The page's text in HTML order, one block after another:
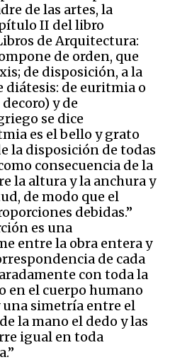
de las artes, la
II del libro
de Arquitectura:
de orden, que
de disposición, a la
diátesis: de euritmia o
y de
se dice
es el bello y grato
la disposición de todas
consecuencia de la
la altura y la anchura y
de modo que el
debidas.”
es una
entre la obra entera y
de cada
con toda la
en el cuerpo humano
simetría entre el
la mano el dedo y las
igual en toda